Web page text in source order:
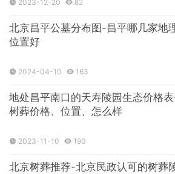
2023-12-20 82
北京昌平公墓分布图-昌平哪几家地
位置好
2024-04-10 163
地处昌平南口的天寿陵园生态价格
树葬价格、位置、怎么样
2023-11-10 190
北京树葬推荐-北京民政认可的树葬